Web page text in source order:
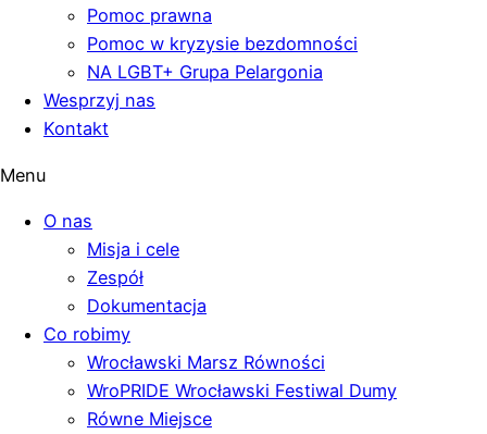
Pomoc prawna
Pomoc w kryzysie bezdomności
NA LGBT+ Grupa Pelargonia
Wesprzyj nas
Kontakt
Menu
O nas
Misja i cele
Zespół
Dokumentacja
Co robimy
Wrocławski Marsz Równości
WroPRIDE Wrocławski Festiwal Dumy
Równe Miejsce